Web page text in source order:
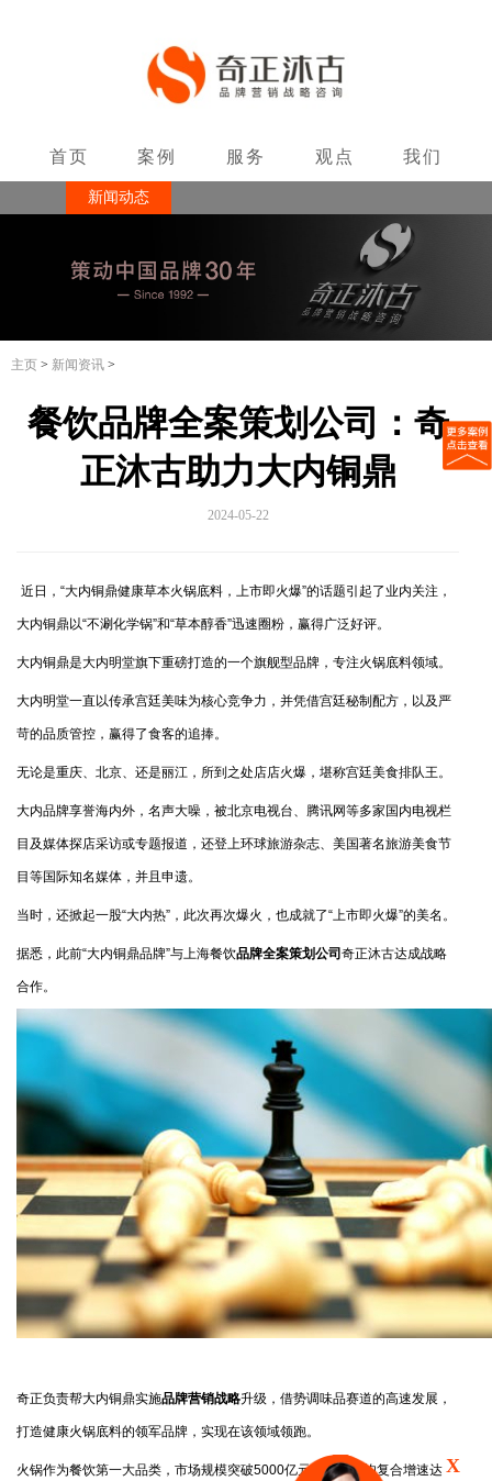
首页 案例 服务 观点 我们
联系新闻动态
主页 > 新闻资讯 >
餐饮品牌全案策划公司：奇
正沐古助力大内铜鼎
2024-05-22
近日，“大内铜鼎健康草本火锅底料，上市即火爆”的话题引起了业内关注，
大内铜鼎以“不涮化学锅”和“草本醇香”迅速圈粉，赢得广泛好评。
大内铜鼎是大内明堂旗下重磅打造的一个旗舰型品牌，专注火锅底料领域。
大内明堂一直以传承宫廷美味为核心竞争力，并凭借宫廷秘制配方，以及严
苛的品质管控，赢得了食客的追捧。
无论是重庆、北京、还是丽江，所到之处店店火爆，堪称宫廷美食排队王。
大内品牌享誉海内外，名声大噪，被北京电视台、腾讯网等多家国内电视栏
目及媒体探店采访或专题报道，还登上环球旅游杂志、美国著名旅游美食节
目等国际知名媒体，并且申遗。
当时，还掀起一股“大内热”，此次再次爆火，也成就了“上市即火爆”的美名。
据悉，此前“大内铜鼎品牌”与上海餐饮品牌全案策划公司 奇正沐古达成战略
合作。
奇正负责帮大内铜鼎实施品牌营销战略升级，借势调味品赛道的高速发展，
打造健康火锅底料的领军品牌，实现在该领域领跑。
火锅作为餐饮第一大品类，市场规模突破5000亿元，行业年均复合增速达 X